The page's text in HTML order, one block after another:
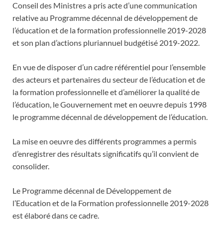
Conseil des Ministres a pris acte d’une communication
relative au Programme décennal de développement de
l’éducation et de la formation professionnelle 2019-2028
et son plan d’actions pluriannuel budgétisé 2019-2022.
En vue de disposer d’un cadre référentiel pour l’ensemble
des acteurs et partenaires du secteur de l’éducation et de
la formation professionnelle et d’améliorer la qualité de
l’éducation, le Gouvernement met en oeuvre depuis 1998
le programme décennal de développement de l’éducation.
La mise en oeuvre des différents programmes a permis
d’enregistrer des résultats significatifs qu’il convient de
consolider.
Le Programme décennal de Développement de
l’Education et de la Formation professionnelle 2019-2028
est élaboré dans ce cadre.